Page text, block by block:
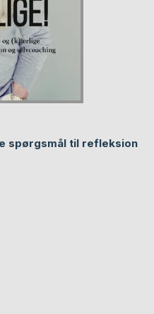
spørgsmål til refleksion